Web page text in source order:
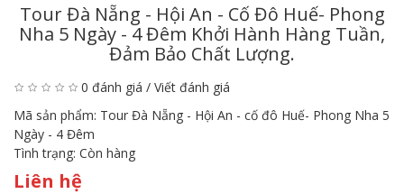
Tour Đà Nẵng - Hội An - Cố Đô Huế- Phong
Nha 5 Ngày - 4 Đêm Khởi Hành Hàng Tuần,
Đảm Bảo Chất Lượng.
0 đánh giá / Viết đánh giá
Mã sản phẩm: Tour Đà Nẵng - Hội An - cố đô Huế- Phong Nha 5
Ngày - 4 Đêm
Tình trạng: Còn hàng
Liên hệ